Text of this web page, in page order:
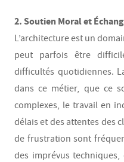
2. Soutien Moral et
L’architecture est un
peut parfois être
difficultés quotidiennes.
dans ce métier, que ce
complexes, le travail en
délais et des attentes des
de frustration sont
des imprévus